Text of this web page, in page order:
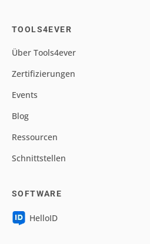
TOOLS4EVER
Über Tools4ever
Zertifizierungen
Events
Blog
Ressourcen
Schnittstellen
SOFTWARE
HelloID